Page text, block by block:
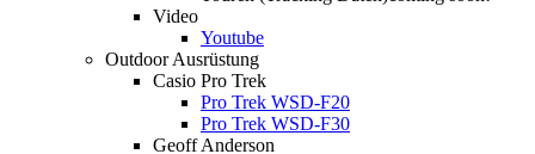
Video
Youtube
Outdoor Ausrüstung
Casio Pro Trek
Pro Trek WSD-F20
Pro Trek WSD-F30
Geoff Anderson